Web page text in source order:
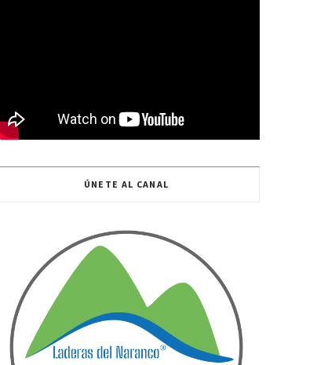
ÚNETE AL CANAL